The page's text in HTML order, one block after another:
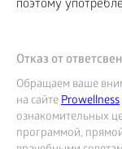
поэтому
Отказ от
Обращаем ваше
на сайтеProwellness
ознакомительных
программой,